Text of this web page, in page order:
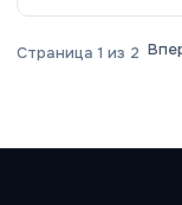
Страница 1 из 2